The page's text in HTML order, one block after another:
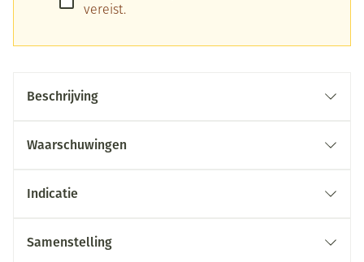
vereist.
Beschrijving
Waarschuwingen
Indicatie
Samenstelling